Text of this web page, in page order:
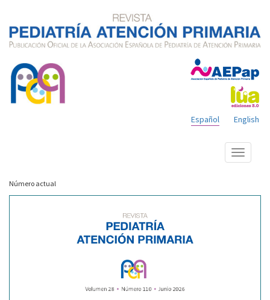
English
Español
Mostrar
menú
Número actual